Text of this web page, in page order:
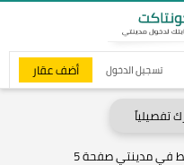
تسجيل الدخول أضف عقار
تفصيلياً
مدينتي صفحة 5